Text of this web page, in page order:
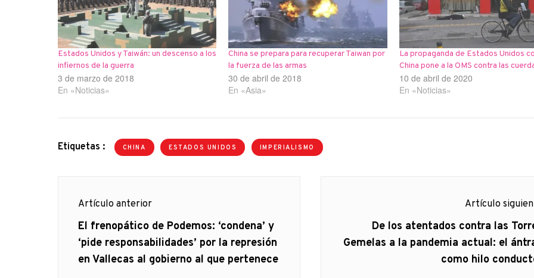
Estados Unidos y Taiwán: un descenso a los
infiernos de la guerra
3 de marzo de 2018
En «Noticias»
China se prepara para recuperar Taiwan por
la fuerza de las armas
30 de abril de 2018
En «Asia»
La propaganda de Estados Unidos
China pone a la OMS contra las
10 de abril de 2020
En «Noticias»
Etiquetas : CHINA ESTADOS UNIDOS IMPERIALISMO
Navegación
de
entradas
Artículo anterior
Artículo
anterior
El frenopático de Podemos: ‘condena’ y
‘pide responsabilidades’ por la represión
en Vallecas al gobierno al que pertenece
Artículo
Artículo
siguiente:
De los atentados contra las
Gemelas a la pandemia actual: el
como hilo